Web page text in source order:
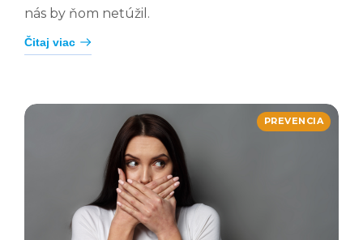
nás by ňom netúžil.
Čitaj viac
PREVENCIA